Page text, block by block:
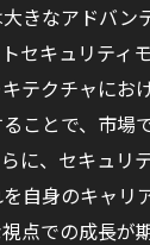
きなアドバン
セキュリティ
テクチャにお
ことで、市場
に、セキュリ
自身のキャリ
点での成長が